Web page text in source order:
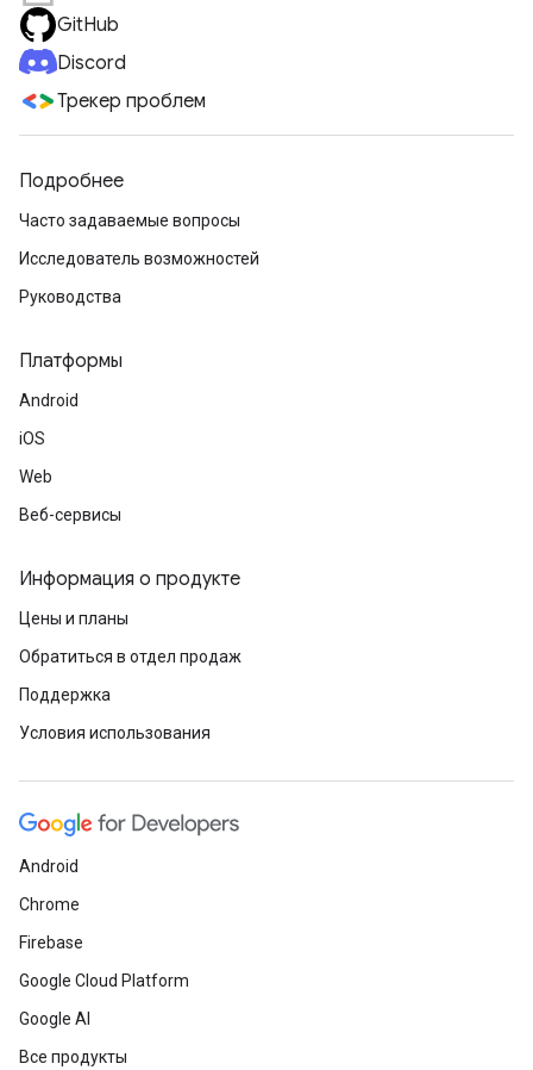
GitHub
Discord
Трекер проблем
Подробнее
Часто задаваемые вопросы
Исследователь возможностей
Руководства
Платформы
Android
iOS
Web
Веб-сервисы
Информация о продукте
Цены и планы
Обратиться в отдел продаж
Поддержка
Условия использования
Android
Chrome
Firebase
Google Cloud Platform
Google AI
Все продукты